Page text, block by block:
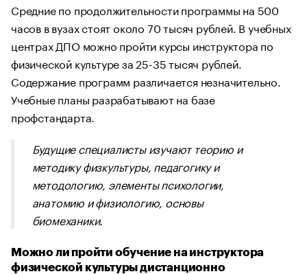
Средние по продолжительности программы на 500
часов в вузах стоят около 70 тысяч рублей. В учебных
центрах ДПО можно пройти курсы инструктора по
физической культуре за 25-35 тысяч рублей.
Содержание программ различается незначительно.
Учебные планы разрабатывают на базе
профстандарта.
Будущие специалисты изучают теорию и
методику физкультуры, педагогику и
методологию, элементы психологии,
анатомию и физиологию, основы
биомеханики.
Можно ли пройти обучение на инструктора
физической культуры дистанционно